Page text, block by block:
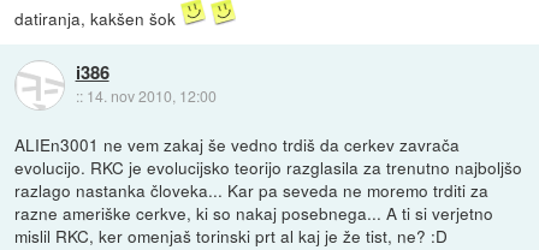
datiranja, kakšen šok
i386
:: 14. nov 2010, 12:00
ALIEn3001 ne vem zakaj še vedno trdiš da cerkev zavrača
evolucijo. RKC je evolucijsko teorijo razglasila za trenutno najboljšo
razlago nastanka človeka... Kar pa seveda ne moremo trditi za
razne ameriške cerkve, ki so nakaj posebnega... A ti si verjetno
mislil RKC, ker omenjaš torinski prt al kaj je že tist, ne? :D